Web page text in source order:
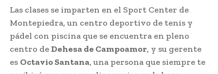
Las clases se imparten en el Sport Center de
Montepiedra, un centro deportivo de tenis y
pádel con piscina que se encuentra en pleno
centro deDehesa de Campoamor, y su gerente
es Octavio Santana, una persona que siempre te